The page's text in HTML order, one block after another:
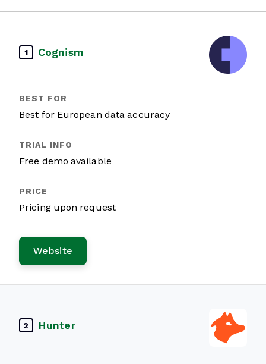
1 Cognism
Best for European data accuracy
Free demo available
Pricing upon request
Website
2 Hunter